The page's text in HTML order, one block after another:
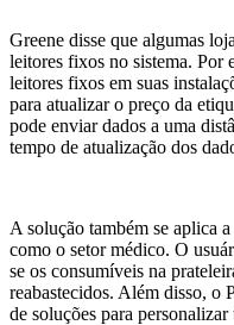
Greene disse que algumas
leitores fixos no sistema. Por
leitores fixos em suas
para atualizar o preço da
pode enviar dados a uma
tempo de atualização dos
A solução também se aplica
como o setor médico. O
se os consumíveis na
reabastecidos. Além disso, o
de soluções para